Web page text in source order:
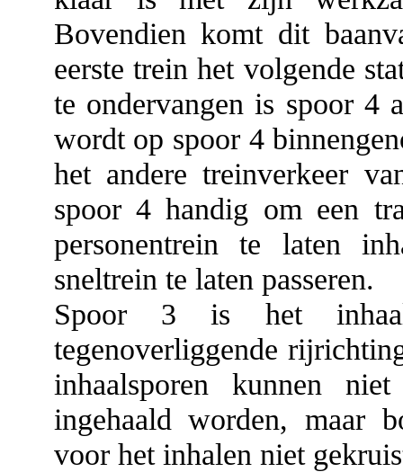
Bovendien komt dit
eerste trein het volgende
te ondervangen is spoor 4
wordt op spoor 4
het andere treinverkeer
spoor 4 handig om een
personentrein te laten
sneltrein te laten passeren.
Spoor 3 is het
tegenoverliggende
inhaalsporen kunnen
ingehaald worden, maar
voor het inhalen niet